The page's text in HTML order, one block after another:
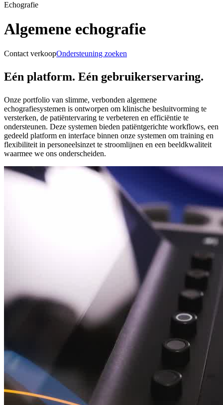
Echografie
Algemene echografie
Contact verkoopOndersteuning zoeken
Eén platform. Eén gebruikerservaring.
Onze portfolio van slimme, verbonden algemene
echografiesystemen is ontworpen om klinische besluitvorming te
versterken, de patiëntervaring te verbeteren en efficiëntie te
ondersteunen. Deze systemen bieden patiëntgerichte workflows, een
gedeeld platform en interface binnen onze systemen om training en
flexibiliteit in personeelsinzet te stroomlijnen en een beeldkwaliteit
waarmee we ons onderscheiden.